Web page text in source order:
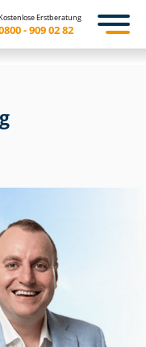
Erstberatung
- 909 02 82